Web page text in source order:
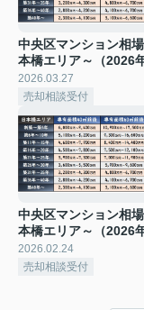
中央区マンション相
本橋エリア～（2026
2026.03.27
売却相談受付
中央区マンション相
本橋エリア～（2026
2026.02.24
売却相談受付